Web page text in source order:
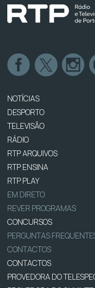
NOTÍCIAS
DESPORTO
TELEVISÃO
RÁDIO
RTP ARQUIVOS
RTP ENSINA
RTP PLAY
EM DIRETO
REVER PROGRAMAS
CONCURSOS
PERGUNTAS
CONTACTOS
CONTACTOS
PROVEDORA DO